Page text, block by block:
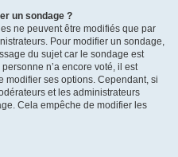
un sondage ?
ne peuvent être modifiés que par
Pour modifier un sondage,
du sujet car le sondage est
n’a encore voté, il est
modifier ses options. Cependant, si
et les administrateurs
Cela empêche de modifier les